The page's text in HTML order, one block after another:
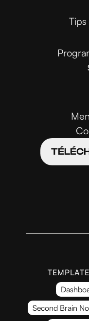
Second Brain